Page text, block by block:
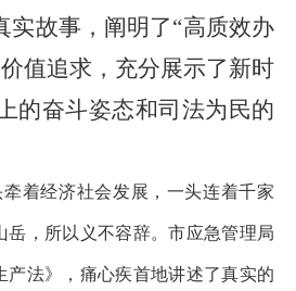
实故事，阐明了“高质效办
值追求，充分展示了新时
的奋斗姿态和司法为民的
着经济社会发展，一头连着千家
岳，所以义不容辞。市应急管理局
产法》，痛心疾首地讲述了真实的